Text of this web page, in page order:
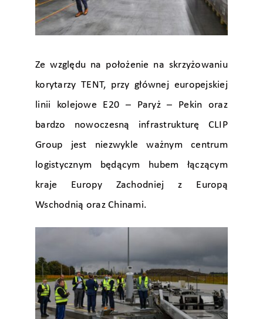
Ze względu na położenie na skrzyżowaniu
korytarzy TENT, przy głównej europejskiej
linii kolejowe E20 – Paryż – Pekin oraz
bardzo nowoczesną infrastrukturę CLIP
Group jest niezwykle ważnym centrum
logistycznym będącym hubem łączącym
kraje Europy Zachodniej z Europą
Wschodnią oraz Chinami.